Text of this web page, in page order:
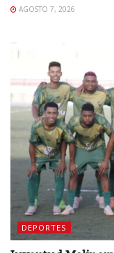
AGOSTO 7, 2026
DEPORTES